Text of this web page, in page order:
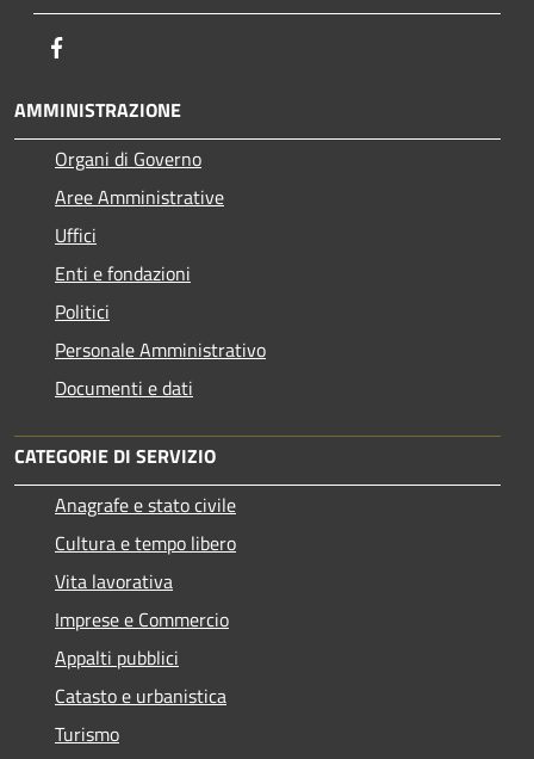
AMMINISTRAZIONE
Organi di Governo
Aree Amministrative
Uffici
Enti e fondazioni
Politici
Personale Amministrativo
Documenti e dati
CATEGORIE DI SERVIZIO
Anagrafe e stato civile
Cultura e tempo libero
Vita lavorativa
Imprese e Commercio
Appalti pubblici
Catasto e urbanistica
Turismo